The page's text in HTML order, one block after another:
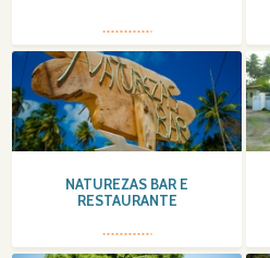
NATUREZAS BAR E
RESTAURANTE